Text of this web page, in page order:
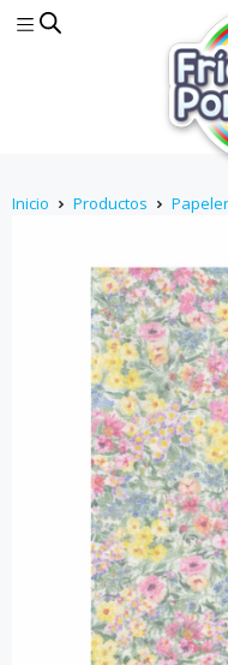
Inicio Productos